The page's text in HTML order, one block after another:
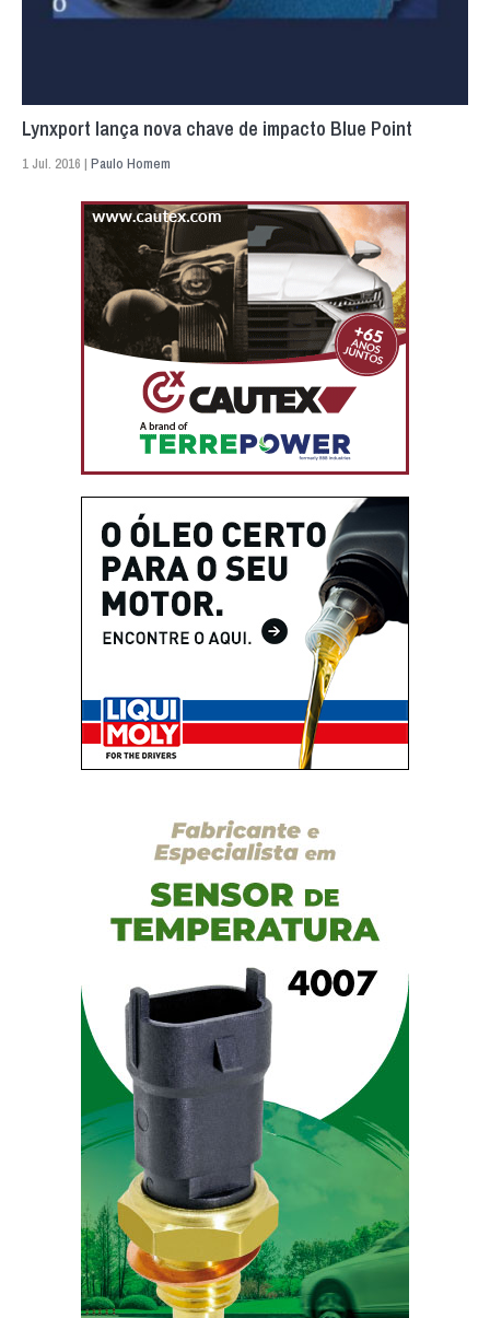
Lynxport lança nova chave de impacto Blue Point
1 Jul. 2016 | Paulo Homem